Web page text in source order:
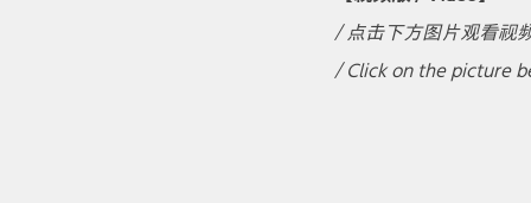
/ 点击下方图片观看视
/ Click on the picture